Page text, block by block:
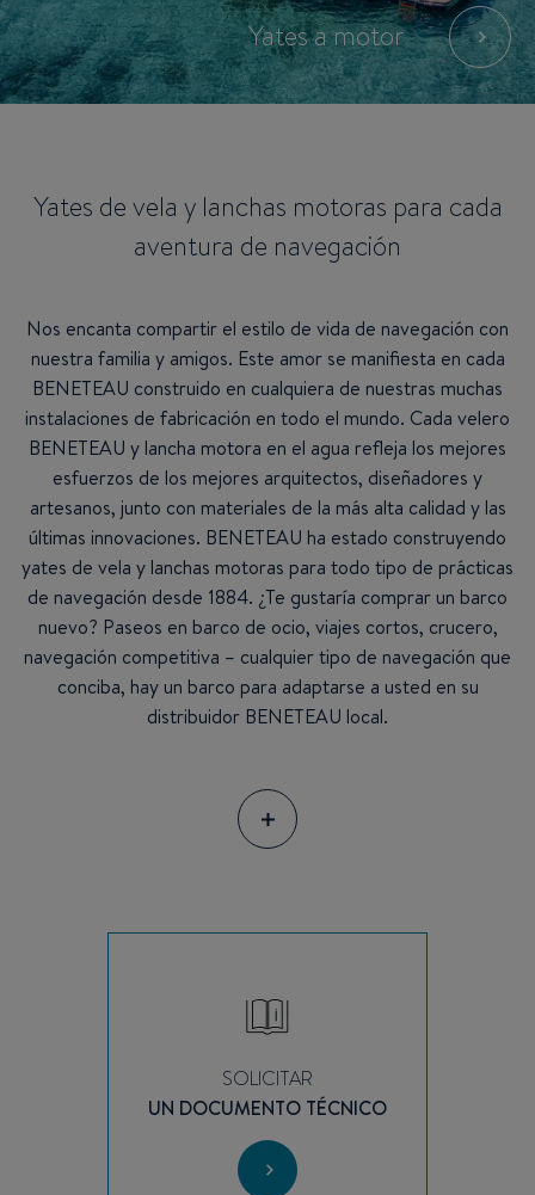
Yates a motor
Yates de vela y lanchas motoras para cada
aventura de navegación
Nos encanta compartir el estilo de vida de navegación con
nuestra familia y amigos. Este amor se manifiesta en cada
BENETEAU construido en cualquiera de nuestras muchas
instalaciones de fabricación en todo el mundo. Cada velero
BENETEAU y lancha motora en el agua refleja los mejores
esfuerzos de los mejores arquitectos, diseñadores y
artesanos, junto con materiales de la más alta calidad y las
últimas innovaciones. BENETEAU ha estado construyendo
yates de vela y lanchas motoras para todo tipo de prácticas
de navegación desde 1884. ¿Te gustaría comprar un barco
nuevo? Paseos en barco de ocio, viajes cortos, crucero,
navegación competitiva – cualquier tipo de navegación que
conciba, hay un barco para adaptarse a usted en su
distribuidor BENETEAU local.
SOLICITAR
UN DOCUMENTO TÉCNICO